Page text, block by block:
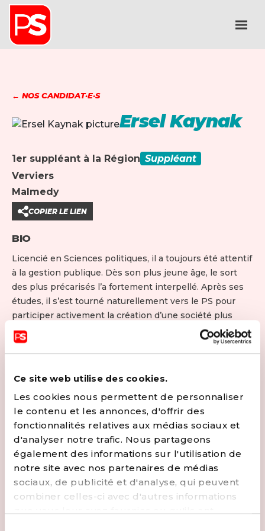
Ce site web utilise des cookies.
Les cookies nous permettent de personnaliser
le contenu et les annonces, d'offrir des
fonctionnalités relatives aux médias sociaux et
d'analyser notre trafic. Nous partageons
également des informations sur l'utilisation de
notre site avec nos partenaires de médias
sociaux, de publicité et d'analyse, qui peuvent
combiner celles-ci avec d'autres informations
← NOS CANDIDAT·E·S
Ersel Kaynak
1er suppléant à la Région Suppléant
Verviers
Malmedy
COPIER LE LIEN
BIO
Licencié en Sciences politiques, il a toujours été attentif
à la gestion publique. Dès son plus jeune âge, le sort
des plus précarisés l’a fortement interpellé. Après ses
études, il s’est tourné naturellement vers le PS pour
participer activement la création d’une société plus
juste et plus solidaire. Il est actuellement chef de
Cabinet du Président du Parlement de Wallonie. En
Malmedy, le niveau le plus proche du citoyen, pour
développement de sa commune. A la suite des
élections d’octobre 2018, il a été désigné Echevin et
participe également à la gestion de l’hôpital (CHRAM).
Pour se détendre, il apprécie la lecture et la musique, de
préférence pop-rock. Il entretient sa forme en
parcourant sa belle région en VTT ou tout simplement à
l’occasion de randonnées en famille.